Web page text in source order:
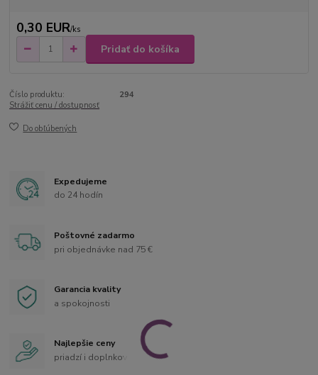
0,30 EUR/ks
Pridať do košíka
Číslo produktu:
294
Strážiť cenu / dostupnosť
Do obľúbených
Expedujeme
do 24 hodín
Poštovné zadarmo
pri objednávke nad 75 €
Garancia kvality
a spokojnosti
Najlepšie ceny
priadzí i doplnkov